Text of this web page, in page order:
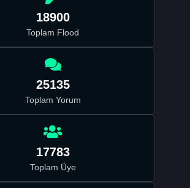
18900
Toplam Flood
25135
Toplam Yorum
17783
Toplam Üye